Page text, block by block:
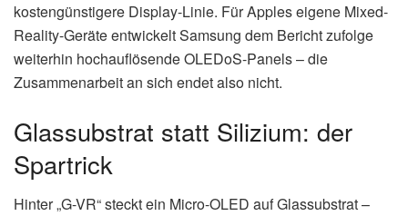
kostengünstigere Display-Linie. Für Apples eigene Mixed-
Reality-Geräte entwickelt Samsung dem Bericht zufolge
weiterhin hochauflösende OLEDoS-Panels – die
Zusammenarbeit an sich endet also nicht.
Glassubstrat statt Silizium: der
Spartrick
Hinter „G-VR“ steckt ein Micro-OLED auf Glassubstrat –